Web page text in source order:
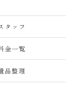
タッフ
金一覧
品整理